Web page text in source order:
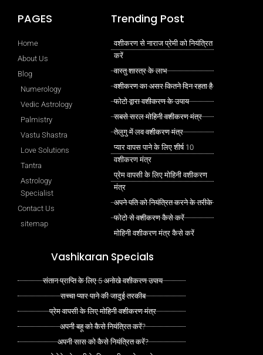
PAGES
Home
About Us
Blog
Numerology
Vedic Astrology
Palmistry
Vastu Shastra
Love Solutions
Tantra
Astrology
Specialist
Contact Us
sitemap
Trending Post
वशीकरण से नाराज प्रेमी को नियंत्रित
करें
वास्तु शास्त्र के लाभ
वशीकरण का असर कितने दिन रहता है
फोटो द्वारा वशीकरण के उपाय
सबसे सरल मोहिनी वशीकरण मंत्र
तेलुगु में लव वशीकरण मंत्र
प्यार वापस पाने के लिए शीर्ष 10
वशीकरण मंत्र
प्रेम वापसी के लिए मोहिनी वशीकरण
मंत्र
अपने पति को नियंत्रित करने के तरीके
फोटो से वशीकरण कैसे करें
मोहिनी वशीकरण मंत्र कैसे करें
Vashikaran Specials
संतान प्राप्ति के लिए 5 अनोखे वशीकरण उपाय
सच्चा प्यार पाने की जादुई तरकीब
प्रेम वापसी के लिए मोहिनी वशीकरण मंत्र
अपनी बहू को कैसे नियंत्रित करें?
अपनी सास को कैसे नियंत्रित करें?